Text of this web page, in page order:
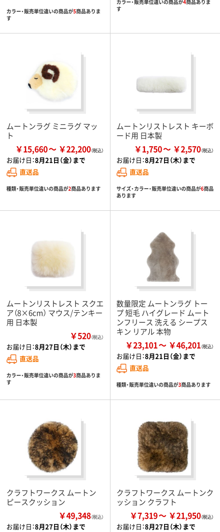
カラー・販売単位違いの商品が5商品ありま
す
カラー・販売単位違いの商品が4商品ありま
す
ムートンラグ ミニラグ マッ
ト
￥15,660 ￥22,200
お届け日：8月21日（金）まで
直送品
種類・販売単位違いの商品が2商品あります
ムートンリストレスト キーボ
ード用 日本製
￥1,750 ￥2,570
お届け日：8月27日（木）まで
直送品
サイズ・カラー・販売単位違いの商品が6商品
あります
ムートンリストレスト スクエ
ア（8×6cm） マウス/テンキー
用 日本製
￥520（税込）
お届け日：8月27日（木）まで
直送品
カラー・販売単位違いの商品が3商品ありま
す
数量限定 ムートンラグ トー
プ 短毛 ハイグレード ムート
ンフリース 洗える シープス
キン リアル 本物
￥23,101 ￥46,201
お届け日：8月21日（金）まで
直送品
種類・販売単位違いの商品が3商品あります
クラフトワークス ムートン
ピースクッション
￥49,348（税込）
お届け日：8月27日（木）まで
クラフトワークス ムートンク
ッション クラフト
￥7,319 ￥21,950
お届け日：8月27日（木）まで